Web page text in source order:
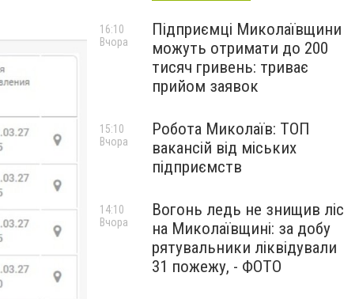
Підприємці Миколаївщини
можуть отримати до 200
тисяч гривень: триває
прийом заявок
16:10
Вчора
Робота Миколаїв: ТОП
вакансій від міських
підприємств
15:10
Вчора
Вогонь ледь не знищив ліс
на Миколаївщині: за добу
рятувальники ліквідували
31 пожежу, - ФОТО
14:10
Вчора